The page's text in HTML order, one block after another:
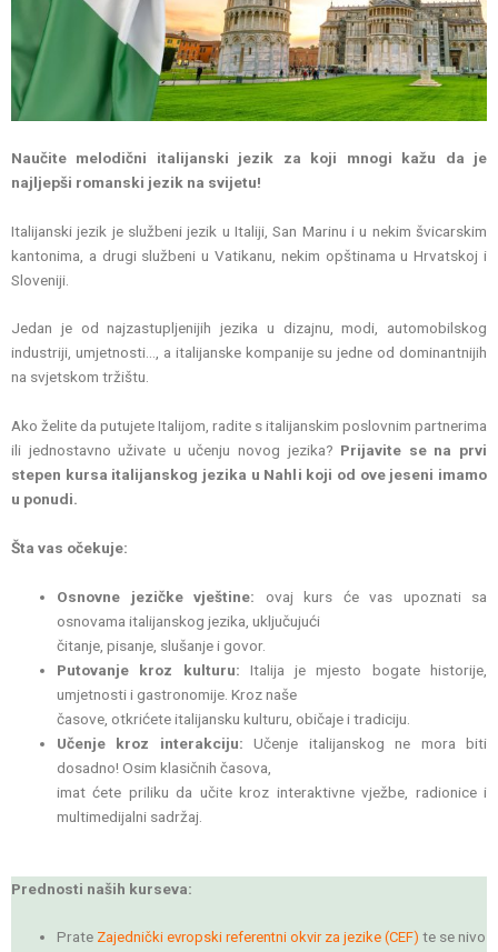
Naučite melodični italijanski jezik za koji mnogi kažu da je
najljepši romanski jezik na svijetu!
Italijanski jezik je službeni jezik u Italiji, San Marinu i u nekim švicarskim
kantonima, a drugi službeni u Vatikanu, nekim opštinama u Hrvatskoj i
Sloveniji.
Jedan je od najzastupljenijih jezika u dizajnu, modi, automobilskog
industriji, umjetnosti…, a italijanske kompanije su jedne od dominantnijih
na svjetskom tržištu.
Ako želite da putujete Italijom, radite s italijanskim poslovnim partnerima
ili jednostavno uživate u učenju novog jezika? Prijavite se na prvi
stepen kursa italijanskog jezika u Nahli koji od ove jeseni imamo
u ponudi.
Šta vas očekuje:
Osnovne jezičke vještine: ovaj kurs će vas upoznati sa
osnovama italijanskog jezika, uključujući
čitanje, pisanje, slušanje i govor.
Putovanje kroz kulturu: Italija je mjesto bogate historije,
umjetnosti i gastronomije. Kroz naše
časove, otkrićete italijansku kulturu, običaje i tradiciju.
Učenje kroz interakciju: Učenje italijanskog ne mora biti
dosadno! Osim klasičnih časova,
imat ćete priliku da učite kroz interaktivne vježbe, radionice i
multimedijalni sadržaj.
Prednosti naših kurseva:
Prate Zajednički evropski referentni okvir za jezike (CEF) te se nivo